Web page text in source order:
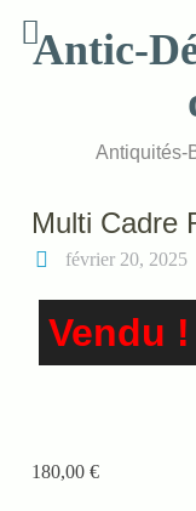
contentAntic-
Antiquités-
Multi Cadre
février 20, 2025
Vendu !
180,00€